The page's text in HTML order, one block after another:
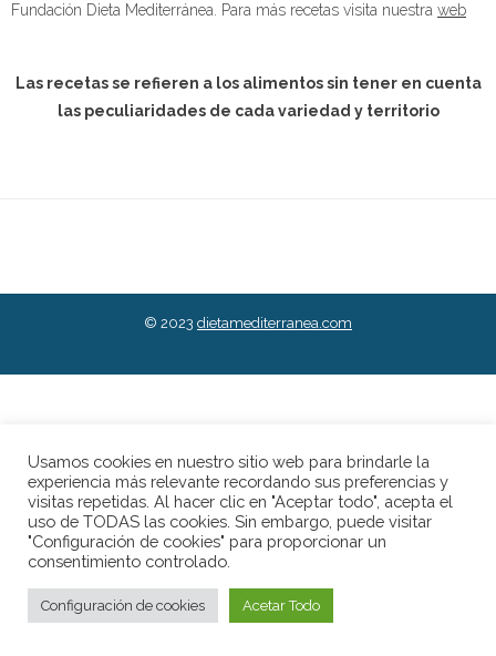
Fundación Dieta Mediterránea. Para más recetas visita nuestra web
Las recetas se refieren a los alimentos sin tener en cuenta
las peculiaridades de cada variedad y territorio
© 2023 dietamediterranea.com
Usamos cookies en nuestro sitio web para brindarle la
experiencia más relevante recordando sus preferencias y
visitas repetidas. Al hacer clic en "Aceptar todo", acepta el
uso de TODAS las cookies. Sin embargo, puede visitar
"Configuración de cookies" para proporcionar un
consentimiento controlado.
Configuración de cookies Acetar Todo